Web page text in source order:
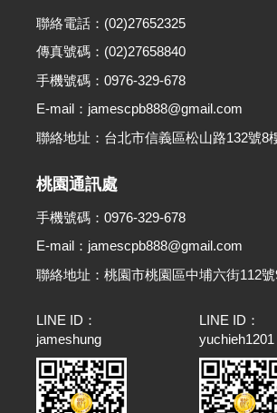
聯絡電話：(02)27652325
傳真號碼：(02)27658840
手機號碼：0976-329-678
E-mail：jamescpb888@gmail.com
聯絡地址：台北市信義區松山路132號8
桃園通訊處
手機號碼：0976-329-678
E-mail：jamescpb888@gmail.com
聯絡地址：桃園市桃園區中埔六街112
LINE ID：
jameshung
LINE ID：
yuchieh1201